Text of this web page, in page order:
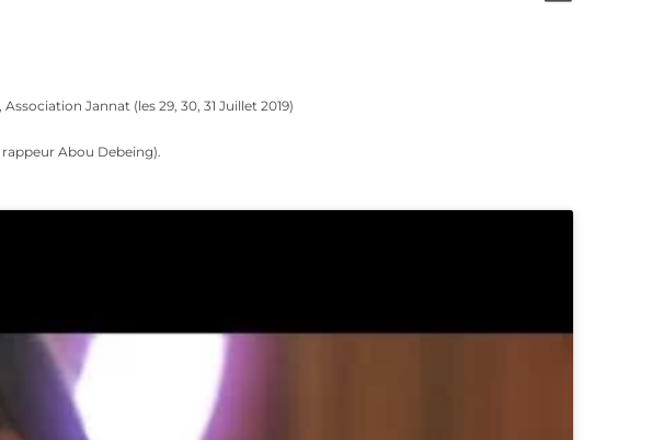
Jannat (les 29, 30, 31 Juillet 2019)
rappeur Abou Debeing).